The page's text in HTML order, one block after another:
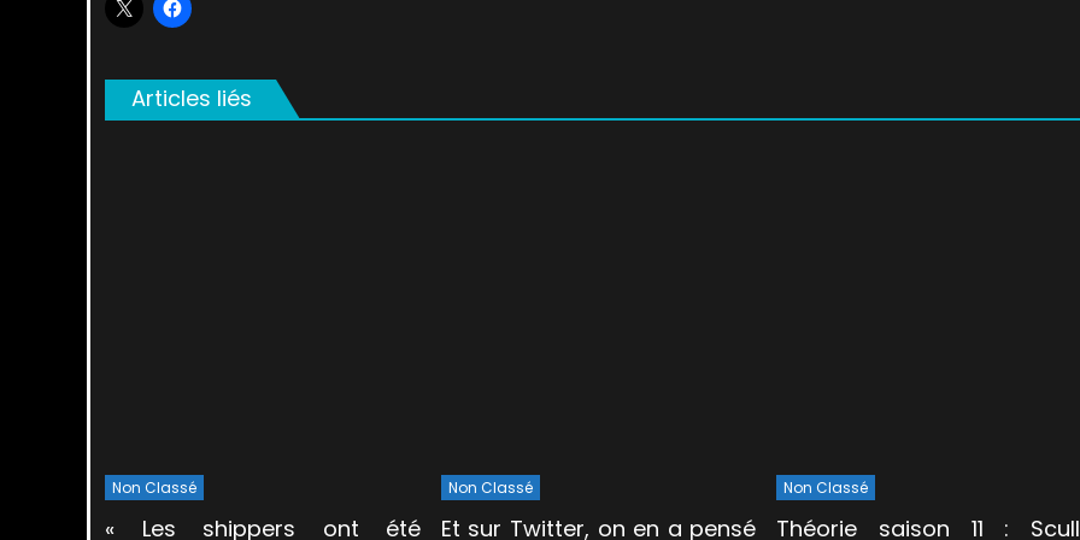
Articles liés
Non Classé
« Les shippers ont été
Non Classé
Et sur Twitter, on en a pensé
Non Classé
Théorie saison 11 :